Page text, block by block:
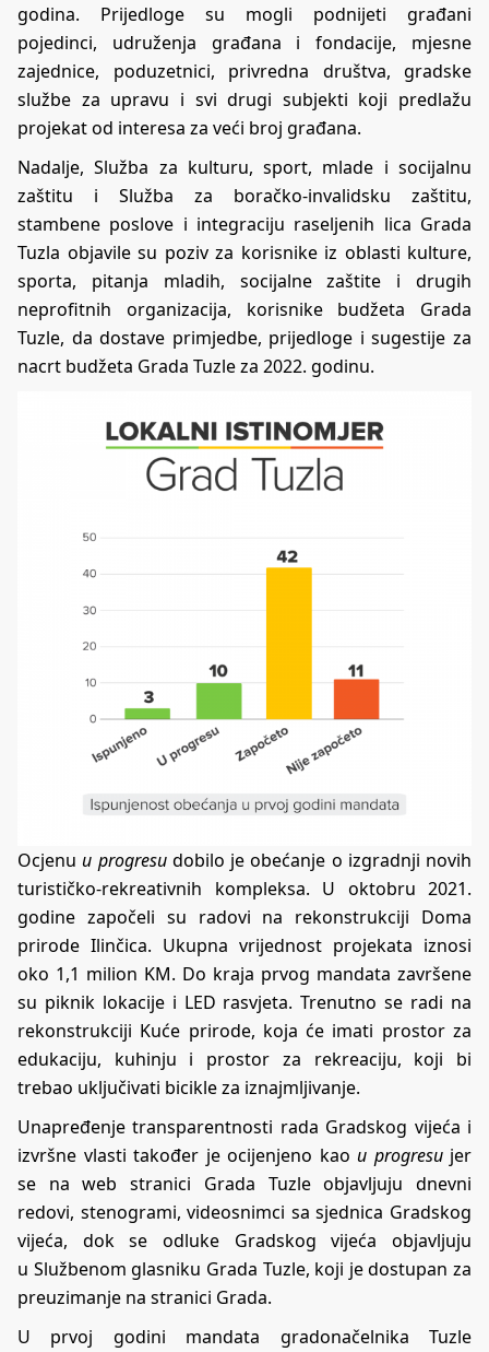
godina. Prijedloge su mogli podnijeti građani
pojedinci, udruženja građana i fondacije, mjesne
zajednice, poduzetnici, privredna društva, gradske
službe za upravu i svi drugi subjekti koji predlažu
projekat od interesa za veći broj građana.
Nadalje,Služba za kulturu, sport, mlade i socijalnu
zaštitu i Služba za boračko-invalidsku zaštitu,
stambene poslove i integraciju raseljenih lica Grada
Tuzla objavile su poziv za korisnike iz oblasti kulture,
sporta, pitanja mladih, socijalne zaštite i drugih
neprofitnih organizacija, korisnike budžeta Grada
Tuzle, da dostave primjedbe, prijedloge i sugestije za
nacrt budžeta Grada Tuzle za 2022. godinu.
Ocjenuu progresu dobilo je obećanje o izgradnji novih
turističko-rekreativnih kompleksa. U oktobru 2021.
godine započeli su radovi na rekonstrukciji Doma
prirode Ilinčica. Ukupna vrijednost projekata iznosi
oko 1,1 milion KM. Do kraja prvog mandata završene
su piknik lokacije i LED rasvjeta. Trenutno se radi na
rekonstrukciji Kuće prirode, koja će imati prostor za
edukaciju, kuhinju i prostor za rekreaciju, koji bi
trebao uključivati bicikle za iznajmljivanje.
Unapređenje transparentnosti rada Gradskog vijeća i
izvršne vlasti također je ocijenjeno kao u progresu jer
se na web stranici Grada Tuzle objavljuju dnevni
redovi, stenogrami,videosnimci sa sjednica Gradskog
vijeća, dok se odluke Gradskog vijeća objavljuju
u Službenom glasniku Grada Tuzle, koji je dostupan za
preuzimanje na stranici Grada.
U prvoj godini mandata gradonačelnika Tuzle